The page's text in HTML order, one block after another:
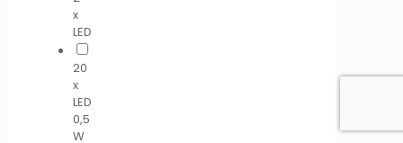
x
LED
20
x
LED
0,5
W